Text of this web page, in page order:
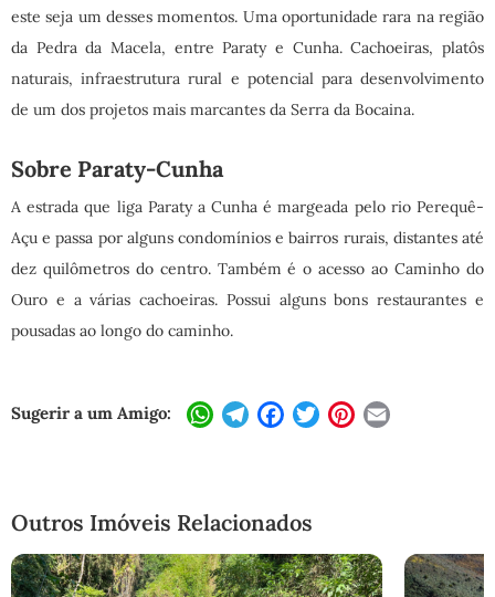
este seja um desses momentos. Uma oportunidade rara na região
da Pedra da Macela, entre Paraty e Cunha. Cachoeiras, platôs
naturais, infraestrutura rural e potencial para desenvolvimento
de um dos projetos mais marcantes da Serra da Bocaina.
Sobre Paraty-Cunha
A estrada que liga Paraty a Cunha é margeada pelo rio Perequê-
Açu e passa por alguns condomínios e bairros rurais, distantes até
dez quilômetros do centro. Também é o acesso ao Caminho do
Ouro e a várias cachoeiras. Possui alguns bons restaurantes e
pousadas ao longo do caminho.
Sugerir a um Amigo: WhatsApp
TelegramFacebookTwitterPinterest
Outros Imóveis Relacionados